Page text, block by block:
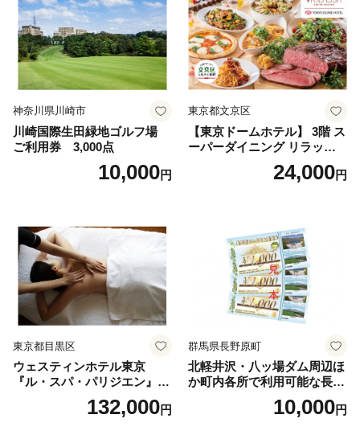
神奈川県川崎市
川崎国際生田緑地ゴルフ場
ご利用券 3,000点
10,000円
東京都文京区
【東京ドームホテル】 3階 ス
ーパーダイニング リラッサ
ランチブッフェ お食事券 大
人1名様分 関東 東京 ご利用
24,000円
東京都目黒区
ウェスティンホテル東京
『ル・スパ・パリジエン』選
べるボディセラピー90分/1名
132,000円
群馬県長野原町
北軽井沢・八ッ場ダム周辺ほ
か町内各所で利用可能な長野
原町ふるさと感謝券（3,000
円分）【トラベル 観光 旅行
10,000円